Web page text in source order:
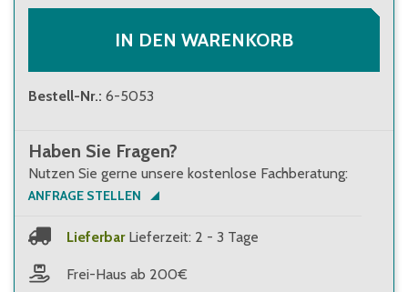
IN DEN WARENKORB
Bestell-Nr.: 6-5053
Haben Sie Fragen?
Nutzen Sie gerne unsere kostenlose Fachberatung:
ANFRAGE STELLEN
Lieferbar Lieferzeit: 2 - 3 Tage
Frei-Haus ab 200€